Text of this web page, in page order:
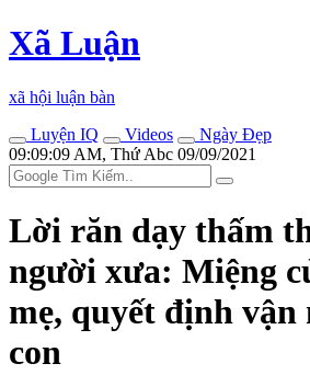
Xã Luận
xã hội luận bàn
Luyện IQ
Videos
Ngày Đẹp
09:09:09 AM, Thứ Abc 09/09/2021
Lời răn dạy thấm
người xưa: Miệng
mẹ, quyết định vận
con